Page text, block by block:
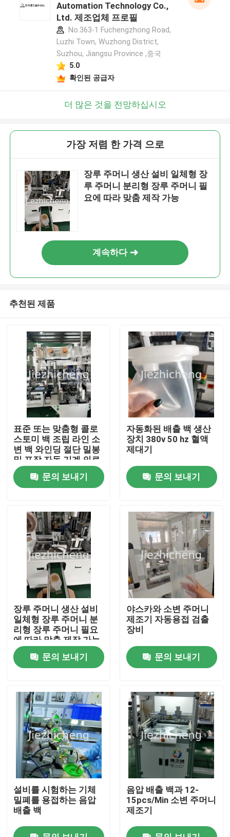
집
비디오
우리 에 관한 것
공장 투어
품질 관리
저희와 연락
인용 을 요청 하십시오
의료 기기 패키징 머신
의학 장비 성형기
Automation Technology Co.,
Ltd. 제조업체 프로필
No.363-1 Fuchengzhong Road,
Luzhi Town, Wuzhong District,
Suzhou, Jiangsu Province ,중국
5.0
확인된 공급자
더 많은 것을 전망하십시오
가장 저렴 한 가격 으로
장루 주머니 생산 설비 일체형 장
루 주머니 분리형 장루 주머니 필
요에 따라 맞춤 제작 가능
계속하다
추천된 제품
표준 또는 맞춤형 콜로
스토미 백 조립 라인 소
변 백 와인딩 절단 밀봉
및 포장 자동 기계 의료
생산 장비
문의 보내기
자동화된 배출 백 생산
장치 380v 50 hz 혈액
제대기
문의 보내기
장루 주머니 생산 설비
일체형 장루 주머니 분
리형 장루 주머니 필요
에 따라 맞춤 제작 가능
문의 보내기
야스카와 소변 주머니
제조기 자동용접 검출
장비
문의 보내기
설비를 시험하는 기체
밀폐를 용접하는 음압
배출 백
음압 배출 백과 12-
15pcs/Min 소변 주머니
제조기